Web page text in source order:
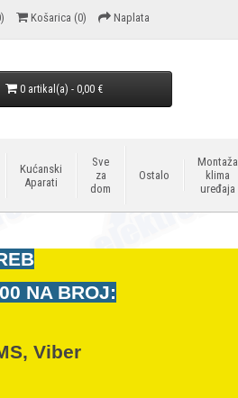
Košarica (0) Naplata
0 artikal(a) - 0,00 €
Kućanski
Aparati
Sve
za
dom
Ostalo
Montaža
klima
uređaja
NA BROJ:
Viber